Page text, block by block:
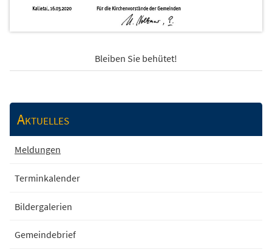
Bleiben Sie behütet!
Aktuelles
Meldungen
Terminkalender
Bildergalerien
Gemeindebrief